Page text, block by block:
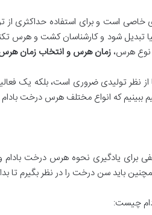
است و برای استفاده حداکثری از
تبدیل شود و کارشناسان کشت و هرس
نوع هرس، زمان هرس و انتخاب زمان هرس
نظر تولیدی ضروری است، بلکه یک
که انواع مختلف هرس درخت
برای یادگیری نحوه هرس درخت بادام
باید سن درخت را در نظر بگیرم تا
چیست: